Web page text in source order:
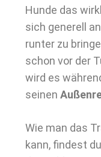
Hunde das
sich generell
runter zu
schon vor der
wird es
seinen
Wie man das
kann, findest du